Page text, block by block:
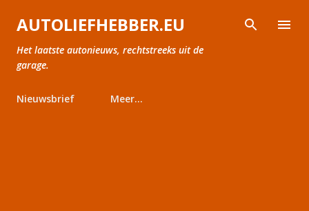
Doorgaan naar hoofdcontent
AUTOLIEFHEBBER.EU
Het laatste autonieuws, rechtstreeks uit de
garage.
Nieuwsbrief Meer…